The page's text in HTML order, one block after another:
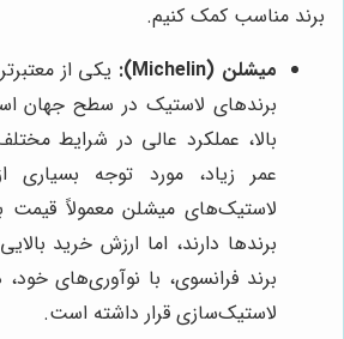
برند مناسب کمک کنیم.
میشلن (Michelin):
یکی از
برندهای لاستیک در سطح جهان
بالا، عملکرد عالی در شرایط
عمر زیاد، مورد توجه بسیاری
لاستیک‌های میشلن معمولاً قیمت
برندها دارند، اما ارزش خرید
برند فرانسوی، با نوآوری‌های
لاستیک‌سازی قرار داشته است.